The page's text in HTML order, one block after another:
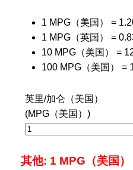
1 MPG（美国） =
1 MPG（英国） =
10 MPG（美国） =
100 MPG（美国） =
英里/加仑（美国）
(MPG（美国）)
其他: 1 MPG（美国